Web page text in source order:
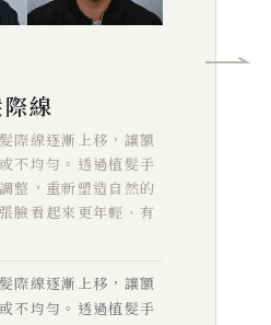
線
際線逐漸上移，讓額
不均勻。透過植髮手
整，重新塑造自然的
臉看起來更年輕、有
際線逐漸上移，讓額
不均勻。透過植髮手